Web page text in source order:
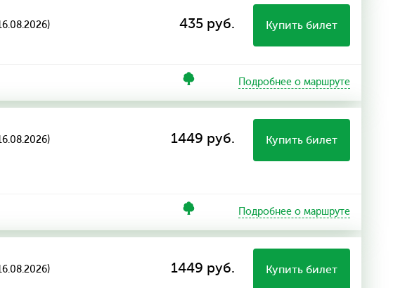
435 руб. Купить билет
Подробнее о маршруте
1449 руб. Купить билет
Подробнее о маршруте
1449 руб. Купить билет